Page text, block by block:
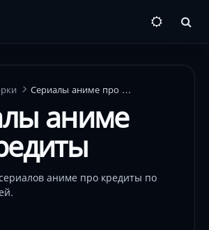
Сериалы аниме про кредиты
аниме
аниме про кредиты по